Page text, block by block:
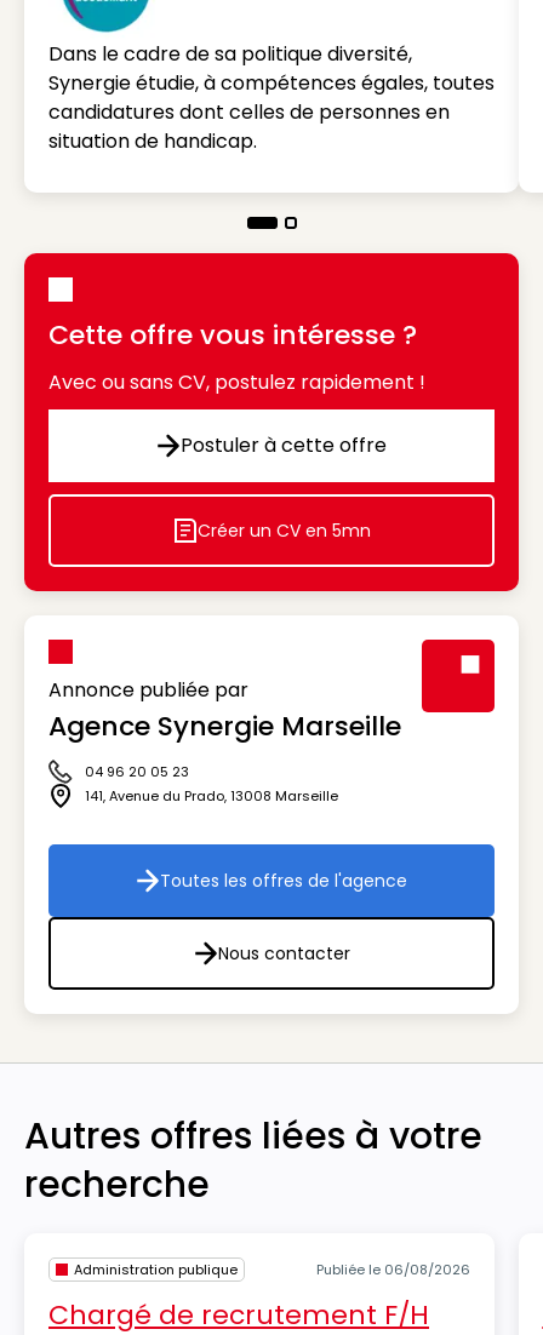
Dans le cadre de sa politique diversité,
Synergie étudie, à compétences égales, toutes
candidatures dont celles de personnes en
situation de handicap.
Cette offre vous intéresse ?
Avec ou sans CV, postulez rapidement !
Postuler à cette offre
Postuler à cette offre
Icon decorative
Créer un CV en 5mn
Annonce publiée par
Agence Synergie Marseille
Icône téléphone
04 96 20 05 23
Icône adresse
141, Avenue du Prado,13008 Marseille
Toutes les offres de l'agence
Toutes les offres de l'agence
Nous contacter
Nous contacter
Autres offres liées à votre
recherche
Administration publique Publiée le 06/08/2026
Chargé de recrutement F/H